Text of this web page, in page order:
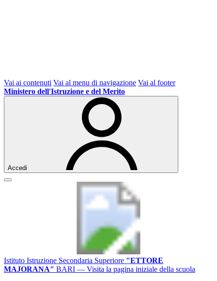
Vai ai contenuti Vai al menu di navigazione Vai al footer
Ministero dell'Istruzione e del Merito
Accedi
Istituto Istruzione Secondaria Superiore "ETTORE
MAJORANA" BARI — Visita la pagina iniziale della scuola